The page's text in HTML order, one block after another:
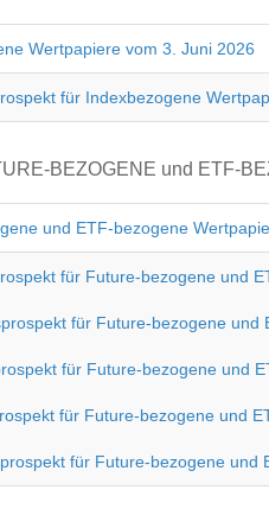
Wertpapiere vom 3. Juni 2026
für Indexbezogene
BEZOGENE und ETF-
und ETF-bezogene
für Future-bezogene und
für Future-bezogene
für Future-bezogene und
für Future-bezogene und
für Future-bezogene